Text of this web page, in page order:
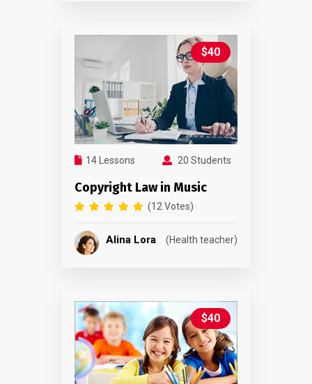
$40
14 Lessons 20 Students
Copyright Law in Music
(12 Votes)
Alina Lora (Health teacher)
$40